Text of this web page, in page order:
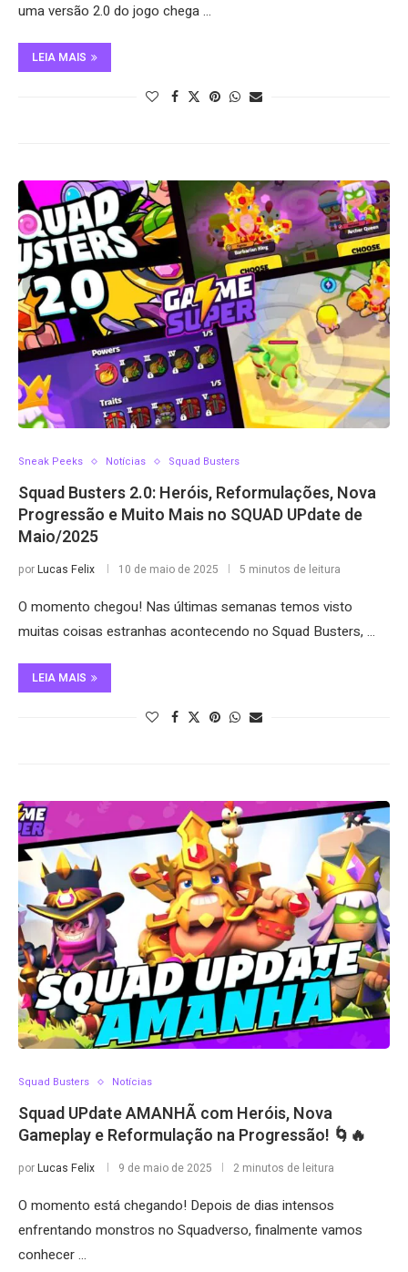
uma versão 2.0 do jogo chega …
LEIA MAIS
Sneak Peeks Notícias Squad Busters
Squad Busters 2.0: Heróis, Reformulações, Nova
Progressão e Muito Mais no SQUAD UPdate de
Maio/2025
porLucas Felix 10 de maio de 2025 5 minutos de leitura
O momento chegou! Nas últimas semanas temos visto
muitas coisas estranhas acontecendo no Squad Busters, …
LEIA MAIS
Squad Busters Notícias
Squad UPdate AMANHÃ com Heróis, Nova
Gameplay e Reformulação na Progressão! 🌀🔥
porLucas Felix 9 de maio de 2025 2 minutos de leitura
O momento está chegando! Depois de dias intensos
enfrentando monstros no Squadverso, finalmente vamos
conhecer …